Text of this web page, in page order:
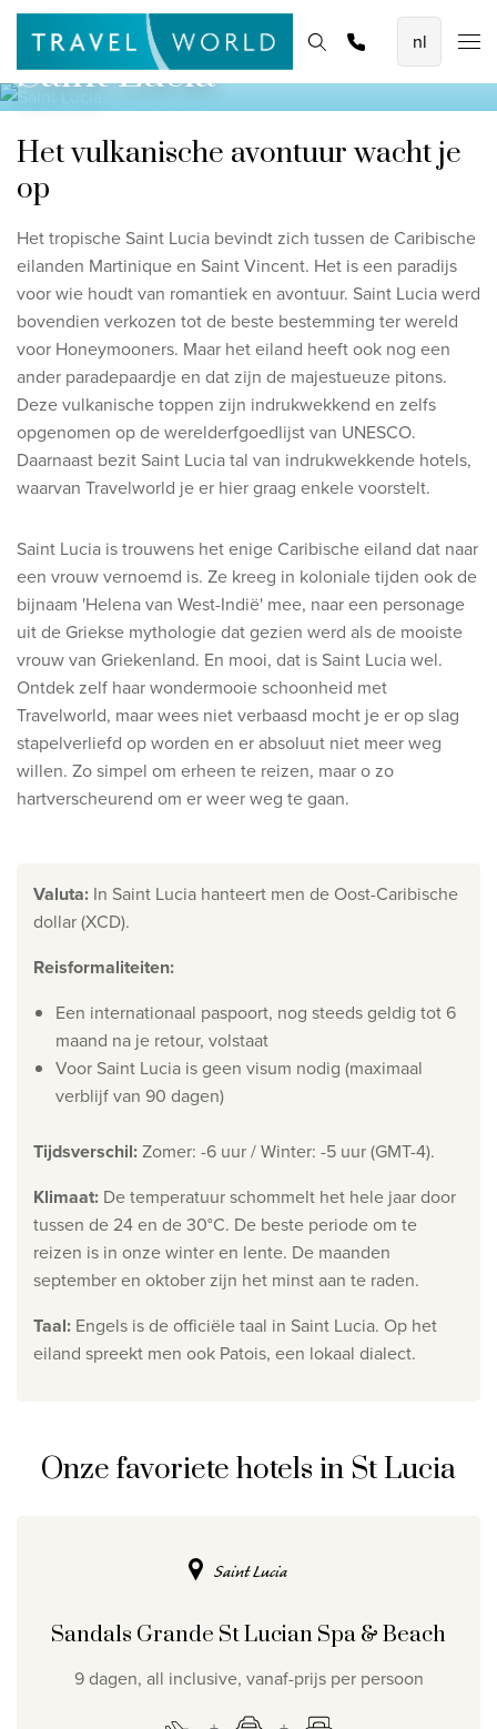
De mooiste vliegvakanties
Baoase Luxury Resort Curaçao
Lux* Grand Baie Resort Mauritius
Constance Halaveli Maldives
Unieke rondreizen
8-daagse Emiraten Ontdekkingsreis
Fly & Drive - Kleuren van Yucatan
Ontdekking Sri Lanka
Bekijk alle rondreizen
Ontdek onze thema's
Huwelijksreis
Adults only
Luxury
Bekijk alle thema's
De beste aanbiedingen
IKYK Malta
Bekijk alle promoties
Over Travelworld
Wie zijn wij
Waarom Travelworld
Onze bestemmingen
Nuttige links
Vacatures
Voorwaarden
© 2026
Homepage Bestemmingen Thema's Promoties
Zoek & boek
Saint Lucia
Het vulkanische avontuur wacht je
op
Het tropische Saint Lucia bevindt zich tussen de Caribische
eilanden Martinique en Saint Vincent. Het is een paradijs
voor wie houdt van romantiek en avontuur. Saint Lucia werd
bovendien verkozen tot de beste bestemming ter wereld
voor Honeymooners. Maar het eiland heeft ook nog een
ander paradepaardje en dat zijn de majestueuze pitons.
Deze vulkanische toppen zijn indrukwekkend en zelfs
opgenomen op de werelderfgoedlijst van UNESCO.
Daarnaast bezit Saint Lucia tal van indrukwekkende hotels,
waarvan Travelworld je er hier graag enkele voorstelt.
Saint Lucia is trouwens het enige Caribische eiland dat naar
een vrouw vernoemd is. Ze kreeg in koloniale tijden ook de
bijnaam 'Helena van West-Indië' mee, naar een personage
uit de Griekse mythologie dat gezien werd als de mooiste
vrouw van Griekenland. En mooi, dat is Saint Lucia wel.
Ontdek zelf haar wondermooie schoonheid met
Travelworld, maar wees niet verbaasd mocht je er op slag
stapelverliefd op worden en er absoluut niet meer weg
willen. Zo simpel om erheen te reizen, maar o zo
hartverscheurend om er weer weg te gaan.
Valuta: In Saint Lucia hanteert men de Oost-Caribische
dollar (XCD).
Reisformaliteiten:
Een internationaal paspoort, nog steeds geldig tot 6
maand na je retour, volstaat
Voor Saint Lucia is geen visum nodig (maximaal
verblijf van 90 dagen)
Tijdsverschil:Zomer: -6 uur / Winter: -5 uur(GMT-4).
Klimaat: De temperatuur schommelt het hele jaar door
tussen de 24 en de 30°C. De beste periode om te
reizen is in onze winter en lente. De maanden
september en oktober zijn het minst aan te raden.
Taal: Engels is de officiële taal in Saint Lucia. Op het
eiland spreekt men ook Patois, een lokaal dialect.
Onze favoriete hotels in St Lucia
Saint Lucia
Sandals Grande St Lucian Spa & Beach
9 dagen, all inclusive, vanaf-prijs per persoon